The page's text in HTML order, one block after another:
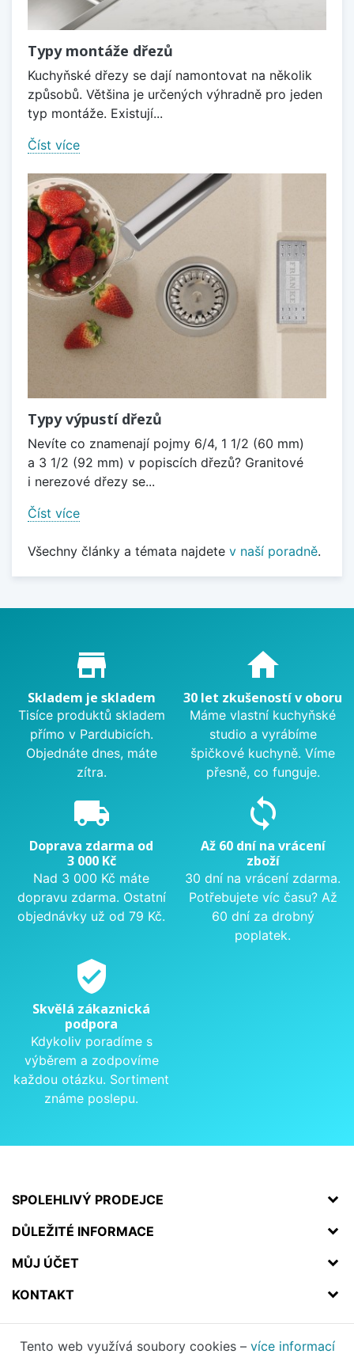
Typy montáže dřezů
Kuchyňské dřezy se dají namontovat na několik
způsobů. Většina je určených výhradně pro jeden
typ montáže. Existují...
Číst více
Typy výpustí dřezů
Nevíte co znamenají pojmy 6/4, 1 1/2 (60 mm)
a 3 1/2 (92 mm) v popiscích dřezů? Granitové
i nerezové dřezy se...
Číst více
Všechny články a témata najdete v naší poradně.
Proč nakupovat u nás?
store_mall_directory
Skladem je skladem
Tisíce produktů skladem
přímo v Pardubicích.
Objednáte dnes, máte
zítra.
home
30 let zkušeností v oboru
Máme vlastní kuchyňské
studio a vyrábíme
špičkové kuchyně. Víme
přesně, co funguje.
local_shipping
Doprava zdarma od
3 000 Kč
Nad 3 000 Kč máte
dopravu zdarma. Ostatní
objednávky už od 79 Kč.
sync
Až 60 dní na vrácení
zboží
30 dní na vrácení zdarma.
Potřebujete víc času? Až
60 dní za drobný
poplatek.
verified_user
Skvělá zákaznická
podpora
Kdykoliv poradíme s
výběrem a zodpovíme
každou otázku. Sortiment
známe poslepu.
SPOLEHLIVÝ PRODEJCE
DŮLEŽITÉ INFORMACE
MŮJ ÚČET
KONTAKT
Tento web využívá soubory cookies – více informací